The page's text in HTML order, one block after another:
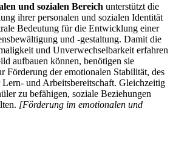
und sozialen Bereich unterstützt die
ihrer personalen und sozialen Identität
Bedeutung für die Entwicklung einer
und -gestaltung. Damit die
und Unverwechselbarkeit erfahren
aufbauen können, benötigen sie
Förderung der emotionalen Stabilität, des
Lern- und Arbeitsbereitschaft. Gleichzeitig
zu befähigen, soziale Beziehungen
[Förderung im emotionalen und